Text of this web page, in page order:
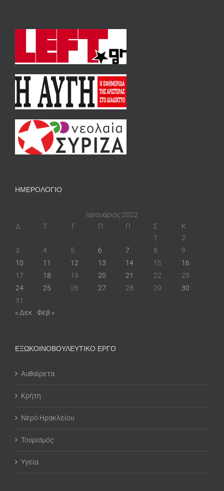
ΗΜΕΡΟΛΟΓΙΟ
Ιανουάριος 2022
Δ
Τ Τ Π Π Σ
Κ
1
2
3
4 5 6 7 8
9
10
11 12 13 14 15
16
17
18 19 20 21 22
23
24
25 26 27 28 29
30
31
« Δεκ
Φεβ »
ΕΞΩΚΟΙΝΟΒΟΥΛΕΥΤΙΚΟ ΕΡΓΟ
Αυθαίρετα
Κρήτη
Νερό Ηρακλείου
Τουρισμός
Υγεία